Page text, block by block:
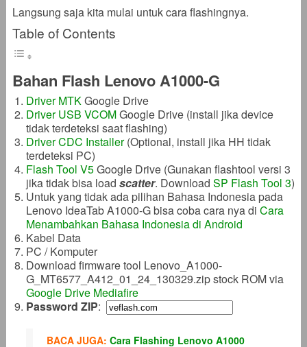
Langsung saja kita mulai untuk cara flashingnya.
Table of Contents
Bahan Flash Lenovo A1000-G
Driver MTKGoogle Drive
Driver USB VCOMGoogle Drive (install jika device
tidak terdeteksi saat flashing)
Driver CDC Installer(Optional, install jika HH tidak
terdeteksi PC)
Flash Tool V5Google Drive (Gunakan flashtool versi 3
jika tidak bisa load scatter. Download SP Flash Tool 3)
Untuk yang tidak ada pilihan Bahasa Indonesia pada
Lenovo IdeaTab A1000-G bisa coba cara nya di Cara
Menambahkan Bahasa Indonesia di Android
Kabel Data
PC / Komputer
Download firmware tool Lenovo_A1000-
G_MT6577_A412_01_24_130329.zip stock ROM via
Google Drive Mediafire
Password ZIP:
BACA JUGA: Cara Flashing Lenovo A1000